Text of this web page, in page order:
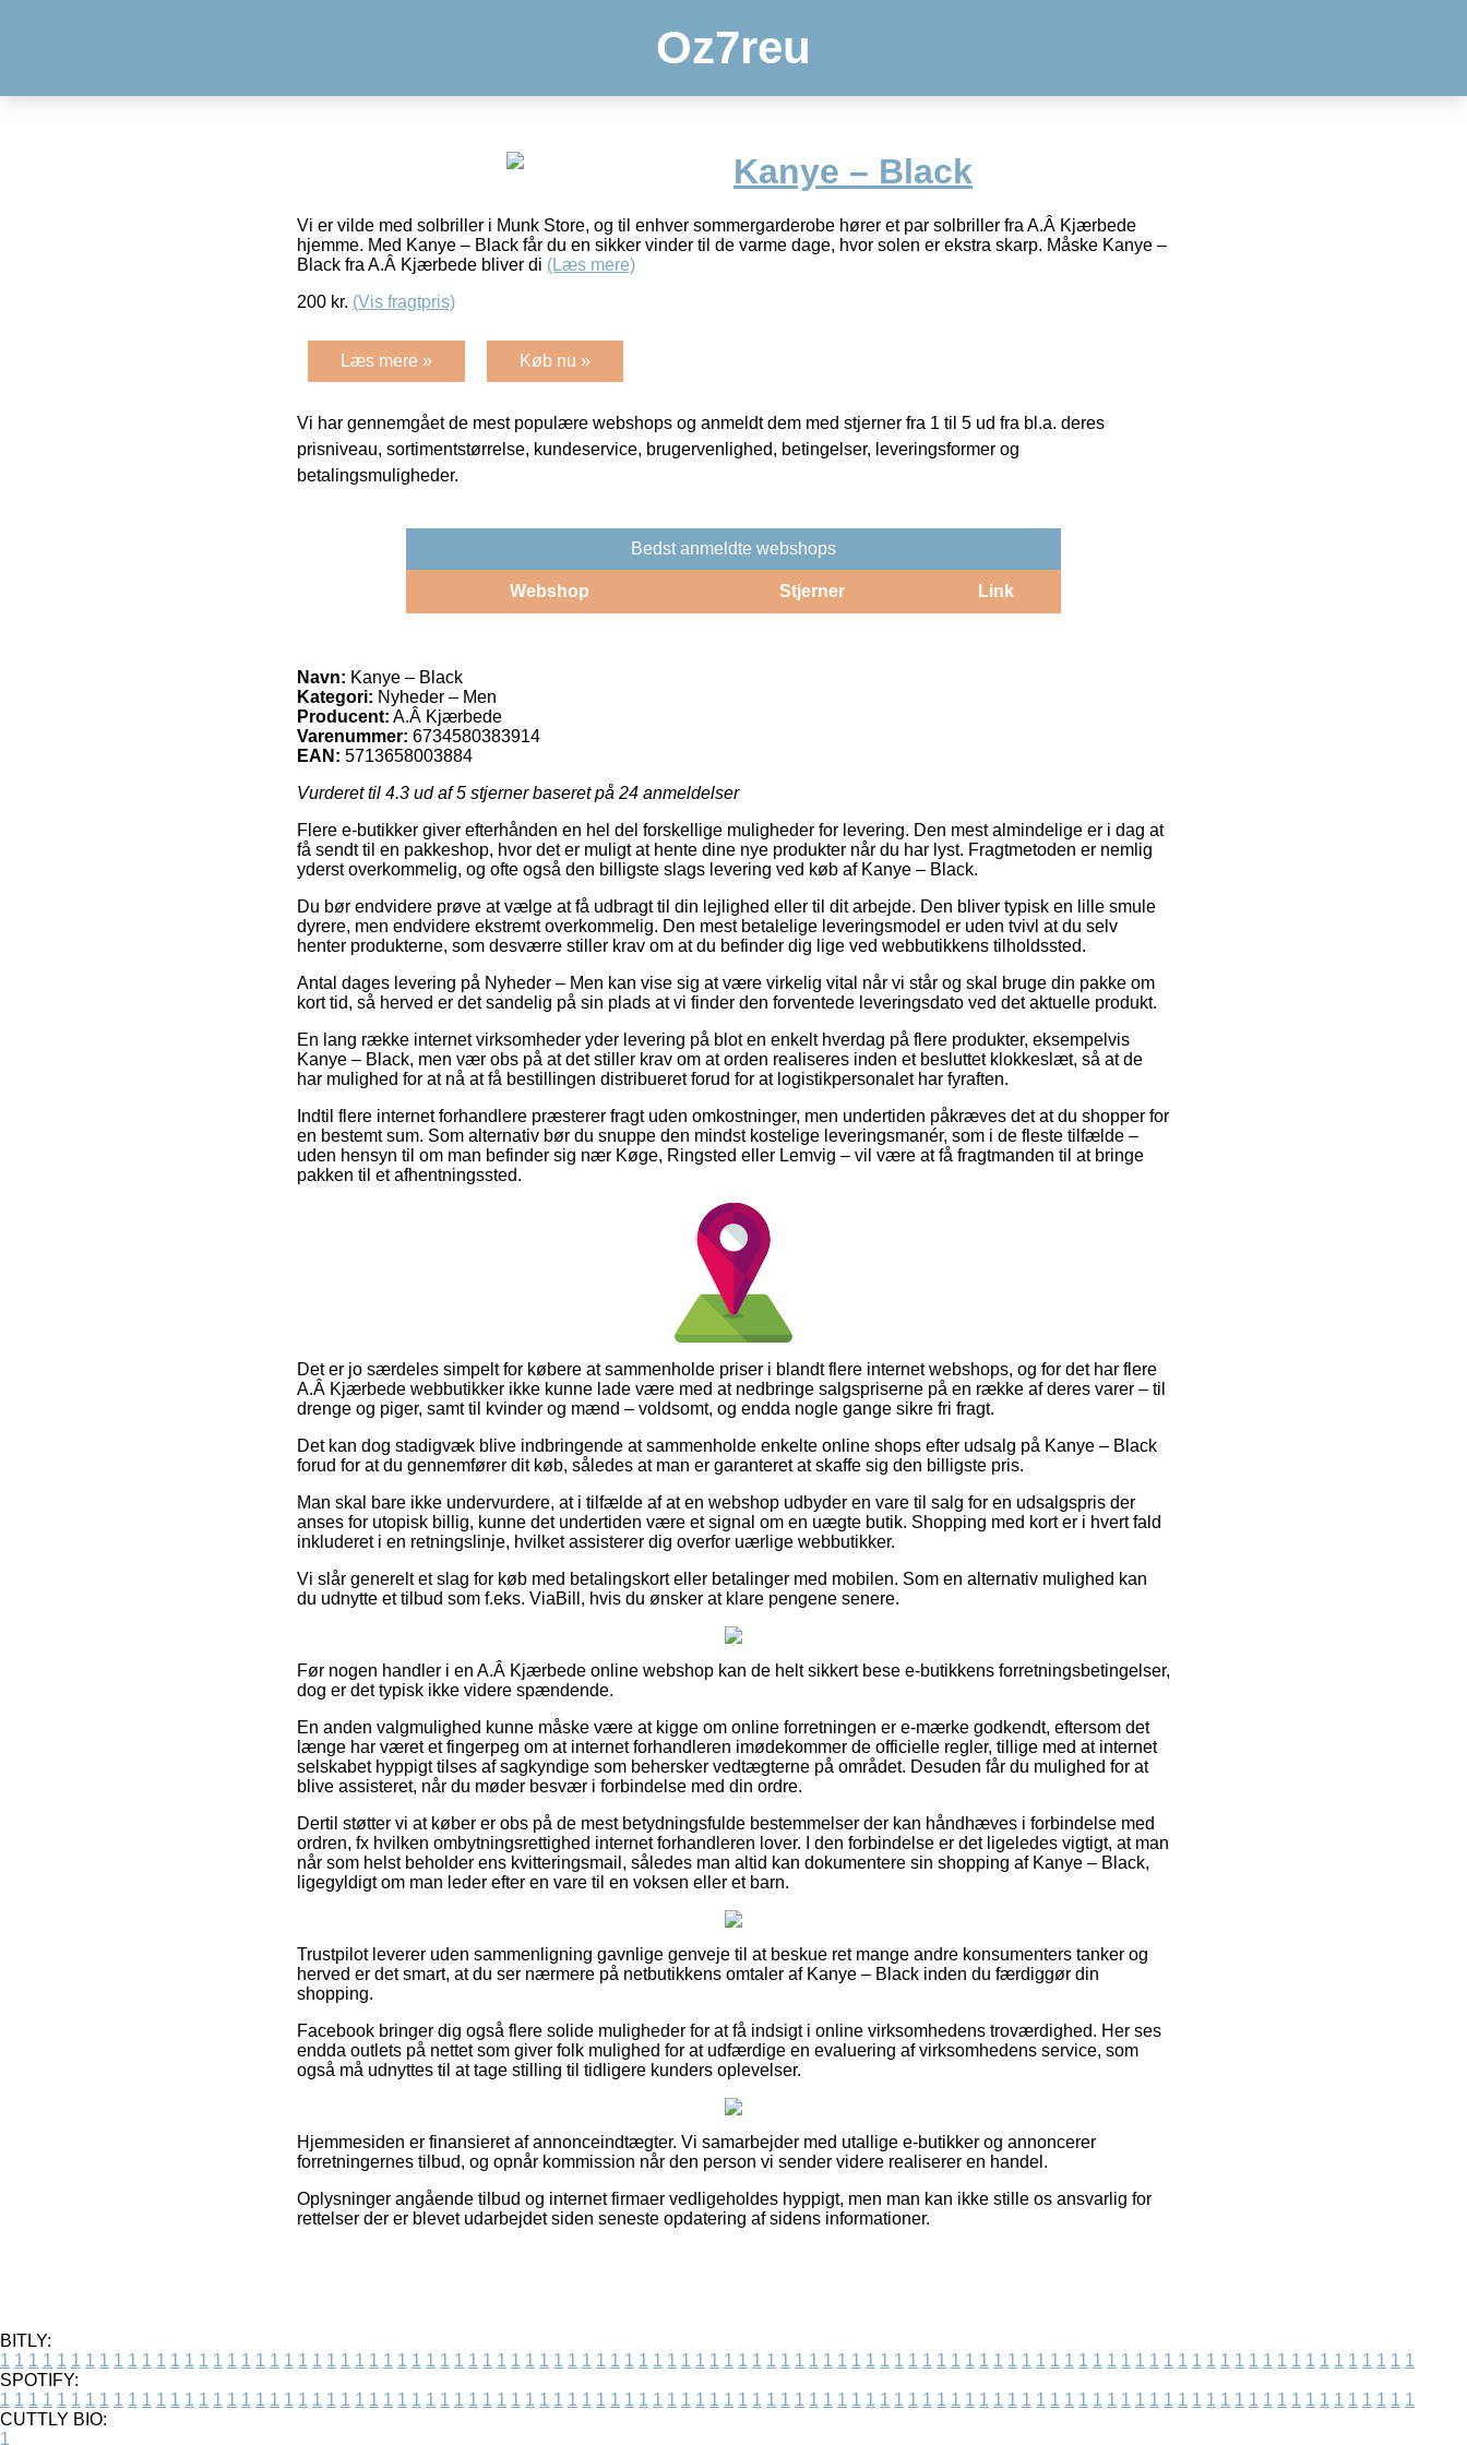
Oz7reu
Kanye – Black
Vi er vilde med solbriller i Munk Store, og til enhver sommergarderobe hører et par solbriller fra A.Â Kjærbede
hjemme. Med Kanye – Black får du en sikker vinder til de varme dage, hvor solen er ekstra skarp. Måske Kanye –
Black fra A.Â Kjærbede bliver di (Læs mere)
200 kr. (Vis fragtpris)
Læs mere » Køb nu »
Vi har gennemgået de mest populære webshops og anmeldt dem med stjerner fra 1 til 5 ud fra bl.a. deres
prisniveau, sortimentstørrelse, kundeservice, brugervenlighed, betingelser, leveringsformer og
betalingsmuligheder.
Bedst anmeldte webshops
Webshop Stjerner Link
Navn: Kanye – Black
Kategori: Nyheder – Men
Producent: A.Â Kjærbede
Varenummer: 6734580383914
EAN: 5713658003884
Vurderet til 4.3 ud af 5 stjerner baseret på 24 anmeldelser
Flere e-butikker giver efterhånden en hel del forskellige muligheder for levering. Den mest almindelige er i dag at
få sendt til en pakkeshop, hvor det er muligt at hente dine nye produkter når du har lyst. Fragtmetoden er nemlig
yderst overkommelig, og ofte også den billigste slags levering ved køb af Kanye – Black.
Du bør endvidere prøve at vælge at få udbragt til din lejlighed eller til dit arbejde. Den bliver typisk en lille smule
dyrere, men endvidere ekstremt overkommelig. Den mest betalelige leveringsmodel er uden tvivl at du selv
henter produkterne, som desværre stiller krav om at du befinder dig lige ved webbutikkens tilholdssted.
Antal dages levering på Nyheder – Men kan vise sig at være virkelig vital når vi står og skal bruge din pakke om
kort tid, så herved er det sandelig på sin plads at vi finder den forventede leveringsdato ved det aktuelle produkt.
En lang række internet virksomheder yder levering på blot en enkelt hverdag på flere produkter, eksempelvis
Kanye – Black, men vær obs på at det stiller krav om at orden realiseres inden et besluttet klokkeslæt, så at de
har mulighed for at nå at få bestillingen distribueret forud for at logistikpersonalet har fyraften.
Indtil flere internet forhandlere præsterer fragt uden omkostninger, men undertiden påkræves det at du shopper for
en bestemt sum. Som alternativ bør du snuppe den mindst kostelige leveringsmanér, som i de fleste tilfælde –
uden hensyn til om man befinder sig nær Køge, Ringsted eller Lemvig – vil være at få fragtmanden til at bringe
pakken til et afhentningssted.
Det er jo særdeles simpelt for købere at sammenholde priser i blandt flere internet webshops, og for det har flere
A.Â Kjærbede webbutikker ikke kunne lade være med at nedbringe salgspriserne på en række af deres varer – til
drenge og piger, samt til kvinder og mænd – voldsomt, og endda nogle gange sikre fri fragt.
Det kan dog stadigvæk blive indbringende at sammenholde enkelte online shops efter udsalg på Kanye – Black
forud for at du gennemfører dit køb, således at man er garanteret at skaffe sig den billigste pris.
Man skal bare ikke undervurdere, at i tilfælde af at en webshop udbyder en vare til salg for en udsalgspris der
anses for utopisk billig, kunne det undertiden være et signal om en uægte butik. Shopping med kort er i hvert fald
inkluderet i en retningslinje, hvilket assisterer dig overfor uærlige webbutikker.
Vi slår generelt et slag for køb med betalingskort eller betalinger med mobilen. Som en alternativ mulighed kan
du udnytte et tilbud som f.eks. ViaBill, hvis du ønsker at klare pengene senere.
Før nogen handler i en A.Â Kjærbede online webshop kan de helt sikkert bese e-butikkens forretningsbetingelser,
dog er det typisk ikke videre spændende.
En anden valgmulighed kunne måske være at kigge om online forretningen er e-mærke godkendt, eftersom det
længe har været et fingerpeg om at internet forhandleren imødekommer de officielle regler, tillige med at internet
selskabet hyppigt tilses af sagkyndige som behersker vedtægterne på området. Desuden får du mulighed for at
blive assisteret, når du møder besvær i forbindelse med din ordre.
Dertil støtter vi at køber er obs på de mest betydningsfulde bestemmelser der kan håndhæves i forbindelse med
ordren, fx hvilken ombytningsrettighed internet forhandleren lover. I den forbindelse er det ligeledes vigtigt, at man
når som helst beholder ens kvitteringsmail, således man altid kan dokumentere sin shopping af Kanye – Black,
ligegyldigt om man leder efter en vare til en voksen eller et barn.
Trustpilot leverer uden sammenligning gavnlige genveje til at beskue ret mange andre konsumenters tanker og
herved er det smart, at du ser nærmere på netbutikkens omtaler af Kanye – Black inden du færdiggør din
shopping.
Facebook bringer dig også flere solide muligheder for at få indsigt i online virksomhedens troværdighed. Her ses
endda outlets på nettet som giver folk mulighed for at udfærdige en evaluering af virksomhedens service, som
også må udnyttes til at tage stilling til tidligere kunders oplevelser.
Hjemmesiden er finansieret af annonceindtægter. Vi samarbejder med utallige e-butikker og annoncerer
forretningernes tilbud, og opnår kommission når den person vi sender videre realiserer en handel.
Oplysninger angående tilbud og internet firmaer vedligeholdes hyppigt, men man kan ikke stille os ansvarlig for
rettelser der er blevet udarbejdet siden seneste opdatering af sidens informationer.
BITLY:
1 1 1 1 1 1 1 1 1 1 1 1 1 1 1 1 1 1 1 1 1 1 1 1 1 1 1 1 1 1 1 1 1 1 1 1 1 1 1 1 1 1 1 1 1 1 1 1 1 1 1 1 1 1 1 1 1 1 1 1 1 1 1 1 1 1 1 1 1 1 1 1 1 1 1 1 1 1 1 1 1 1 1 1 1 1 1 1 1 1 1 1 1 1 1 1 1 1 1 1
SPOTIFY:
1 1 1 1 1 1 1 1 1 1 1 1 1 1 1 1 1 1 1 1 1 1 1 1 1 1 1 1 1 1 1 1 1 1 1 1 1 1 1 1 1 1 1 1 1 1 1 1 1 1 1 1 1 1 1 1 1 1 1 1 1 1 1 1 1 1 1 1 1 1 1 1 1 1 1 1 1 1 1 1 1 1 1 1 1 1 1 1 1 1 1 1 1 1 1 1 1 1 1 1
CUTTLY BIO:
1